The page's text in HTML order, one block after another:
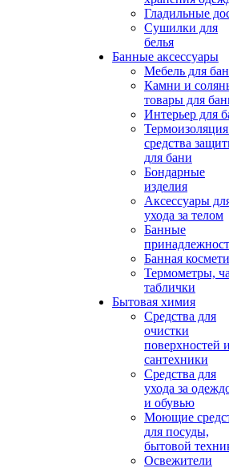
Гладильные
Сушилки для
белья
Банные аксессуары
Мебель для
Камни и
товары для
Интерьер для
средства
для бани
Бондарные
изделия
Аксеcсуары
ухода за телом
Банные
Банная
Термометры,
таблички
Бытовая химия
Средства для
очистки
поверхностей
сантехники
Средства для
ухода за
и обувью
Моющие
для посуды,
бытовой
Освежители